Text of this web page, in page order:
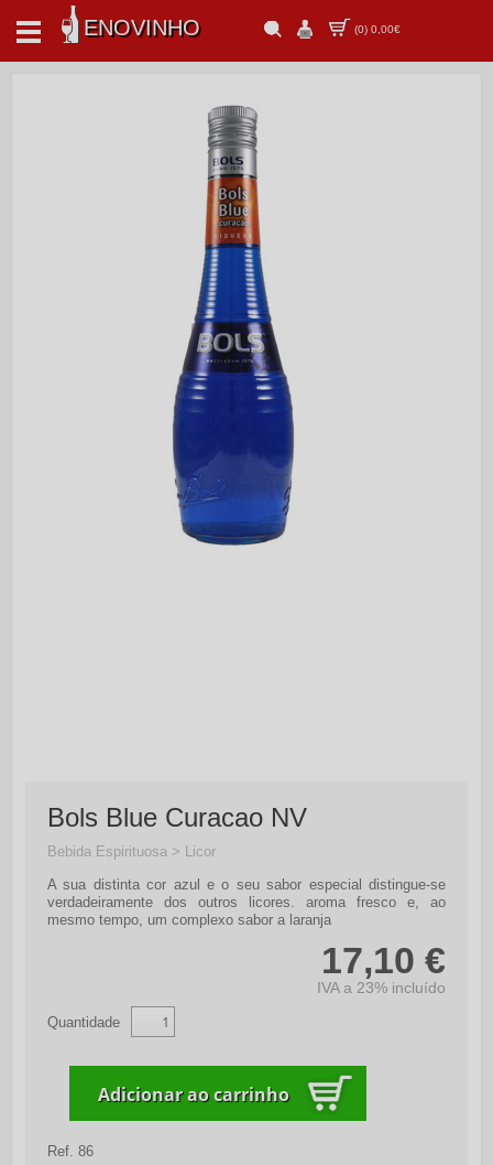
ENOVINHO (0) 0,00€
Bols Blue Curacao NV
Bebida Espirituosa > Licor
A sua distinta cor azul e o seu sabor especial distingue-se
verdadeiramente dos outros licores. aroma fresco e, ao
mesmo tempo, um complexo sabor a laranja
17,10 €
IVA a 23% incluído
Quantidade
Ref. 86